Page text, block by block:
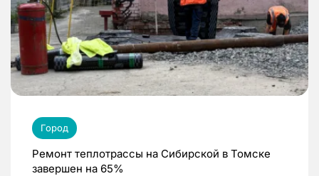
Город
Ремонт теплотрассы на Сибирской в Томске
завершен на 65%